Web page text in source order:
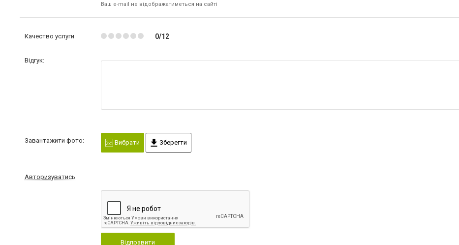
Ваш e-mail не відображатиметься на сайті
Качество услуги 0/12
Відгук:
Завантажити фото: Вибрати Зберегти
Авторизуватись
Відправити